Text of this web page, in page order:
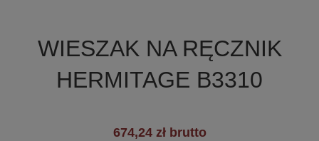
WIESZAK NA RĘCZNIK
HERMITAGE B3310
674,24 zł brutto